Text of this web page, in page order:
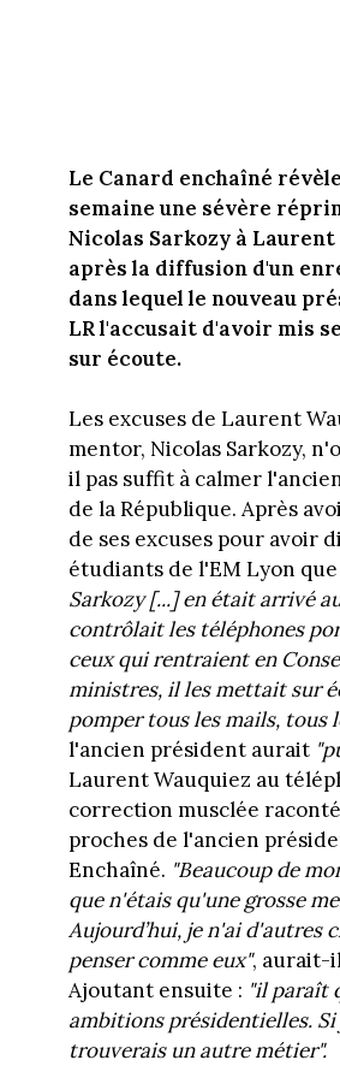
Le Canard enchaîné
semaine une sévère
Nicolas Sarkozy à Laurent
après la diffusion d'un
dans lequel le nouveau
LR l'accusait d'avoir mis
sur écoute.
Les excuses de Laurent
mentor, Nicolas Sarkozy,
il pas suffit à calmer
de la République. Après
de ses excuses pour avoir
étudiants de l'EM Lyon que
Sarkozy [...] en était arrivé
contrôlait les téléphones
ceux qui rentraient en
ministres, il les mettait sur
pomper tous les mails, tous
l'ancien président aurait
Laurent Wauquiez au
correction musclée
proches de l'ancien
Enchaîné. "Beaucoup de
que n'étais qu'une grosse
Aujourd’hui, je n'ai d'autres
penser comme eux", aurait-
Ajoutant ensuite : "il paraît
ambitions présidentielles.
trouverais un autre métier".